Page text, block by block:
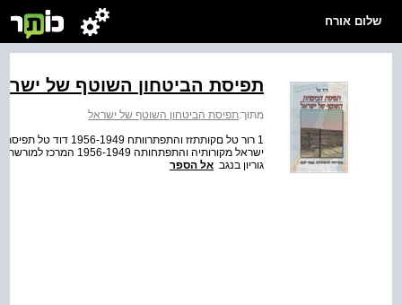
שלום אורח
תפיסת הביטחון השוטף של
מתוך:תפיסת הביטחון השוטף של ישראל
1 רור טל םקותתזז
ישראל מקורותיה
גוריון בנגב אל הספר